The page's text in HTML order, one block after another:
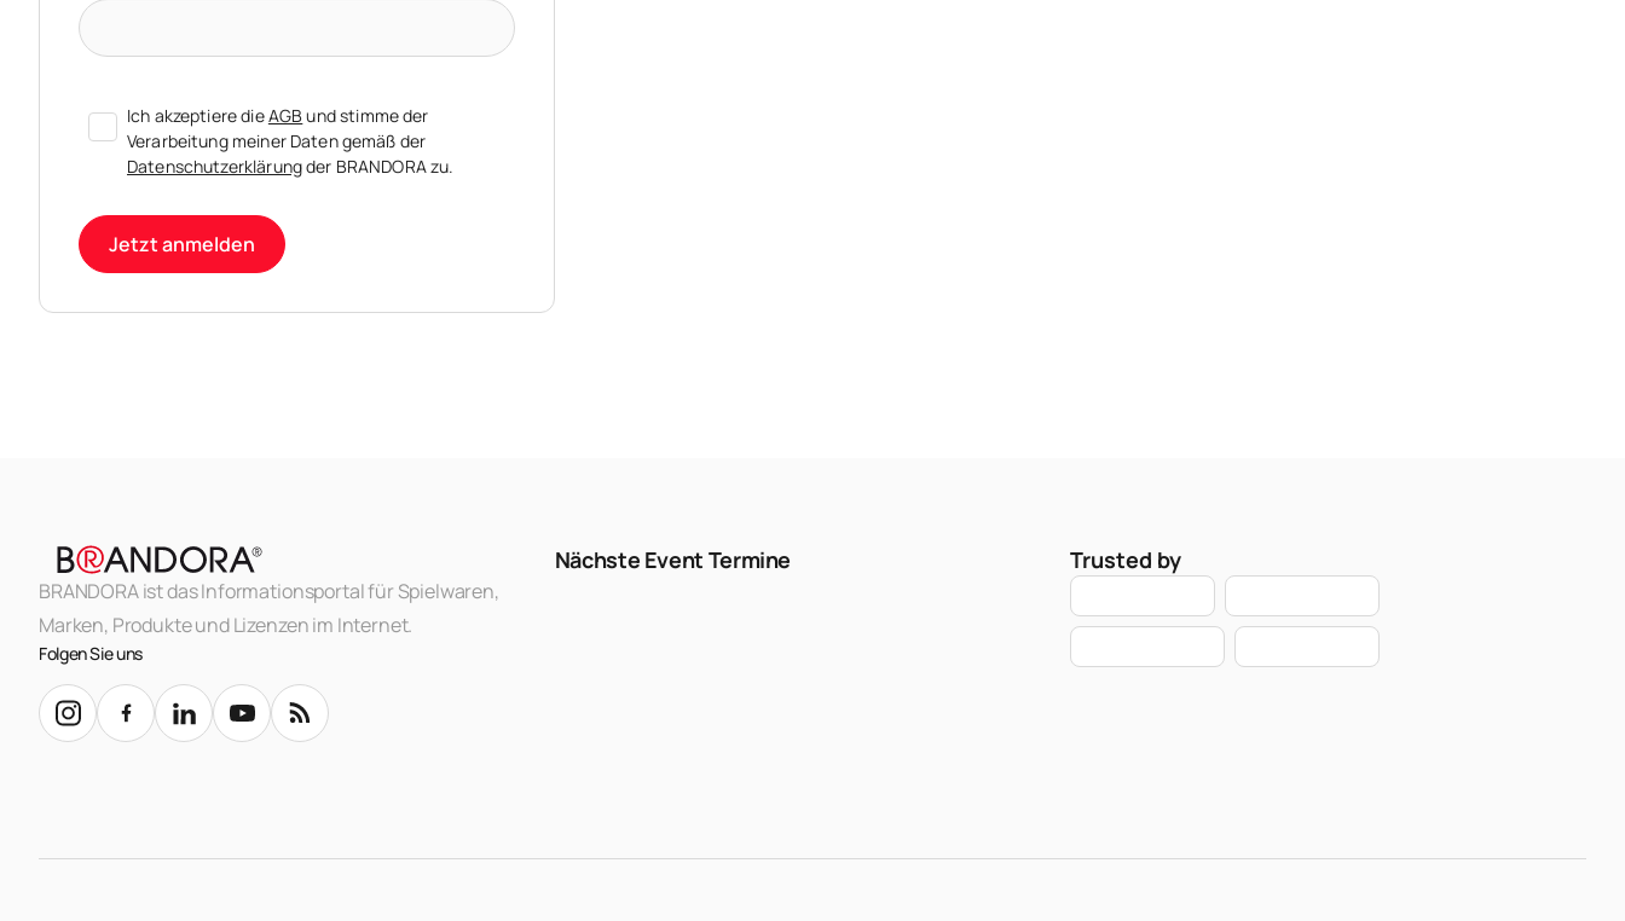
Ich akzeptiere dieAGBund stimme der
Verarbeitung meiner Daten gemäß der
Datenschutzerklärungder BRANDORA zu.
Jetzt anmelden
BRANDORA ist das Informationsportal für Spielwaren,
Marken, Produkte und Lizenzen im Internet.
Folgen Sie uns
Nächste Event Termine Trusted by